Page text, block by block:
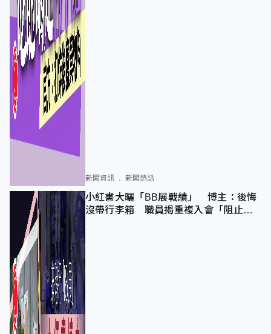
新聞資訊 新聞熱話
小紅書大曬「BB展戰績」 博主：後悔
沒帶行李箱 職員揭重複入會「阻止唔